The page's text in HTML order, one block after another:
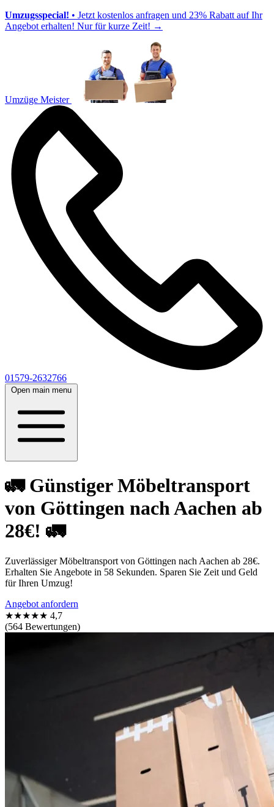
Umzugsspecial! • Jetzt kostenlos anfragen und 23% Rabatt auf Ihr
Angebot erhalten! Nur für kurze Zeit! →
Umzüge Meister
01579-2632766
Open main menu
🚛 Günstiger Möbeltransport
von Göttingen nach Aachen ab
28€! 🚛
Zuverlässiger Möbeltransport von Göttingen nach Aachen ab 28€.
Erhalten Sie Angebote in 58 Sekunden. Sparen Sie Zeit und Geld
für Ihren Umzug!
Angebot anfordern
★★★★★ 4,7
(564 Bewertungen)